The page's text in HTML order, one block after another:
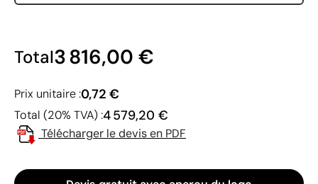
Total3 816,00 €
Prix unitaire :0,72 €
Total (20% TVA) :4 579,20 €
Télécharger le devis en PDF